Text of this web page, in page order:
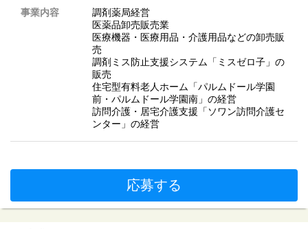
事業内容
調剤薬局経営
医薬品卸売販売業
医療機器・医療用品・介護用品などの卸売販
売
調剤ミス防止支援システム「ミスゼロ子」の
販売
住宅型有料老人ホーム「パルムドール学園
前・パルムドール学園南」の経営
訪問介護・居宅介護支援「ソワン訪問介護セ
ンター」の経営
応募する